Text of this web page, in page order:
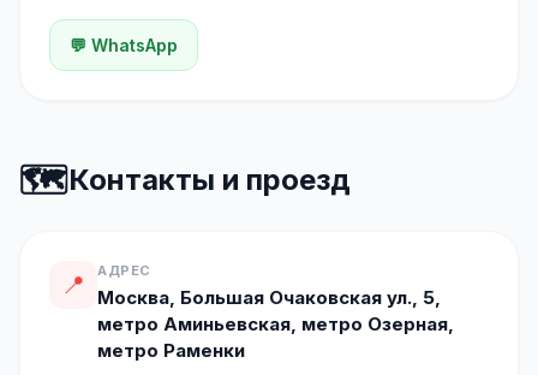
💬 WhatsApp
🗺️Контакты и проезд
📍 АДРЕС
Москва, Большая Очаковская ул., 5,
метро Аминьевская, метро Озерная,
метро Раменки